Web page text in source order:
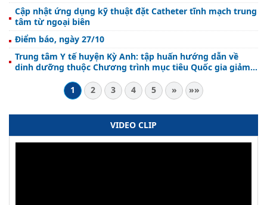
Cập nhật ứng dụng kỹ thuật đặt Catheter tĩnh mạch trung
tâm từ ngoại biên
Điểm báo, ngày 27/10
Trung tâm Y tế huyện Kỳ Anh: tập huấn hướng dẫn về
dinh dưỡng thuộc Chương trình mục tiêu Quốc gia giảm
1
2 3 4 5 » »»
VIDEO CLIP